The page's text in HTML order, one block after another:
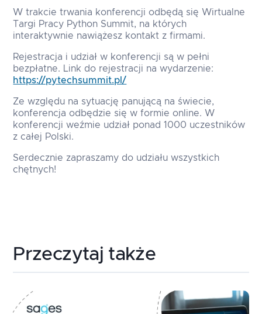
W trakcie trwania konferencji odbędą się Wirtualne
Targi Pracy Python Summit, na których
interaktywnie nawiążesz kontakt z firmami.
Rejestracja i udział w konferencji są w pełni
bezpłatne. Link do rejestracji na wydarzenie:
https://pytechsummit.pl/
Ze względu na sytuację panującą na świecie,
konferencja odbędzie się w formie online. W
konferencji weźmie udział ponad 1000 uczestników
z całej Polski.
Serdecznie zapraszamy do udziału wszystkich
chętnych!
Przeczytaj także